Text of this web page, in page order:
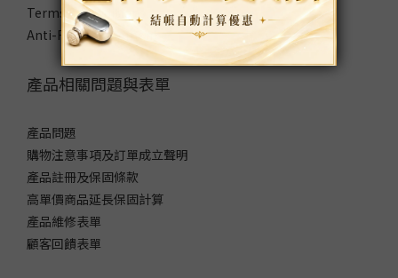
Terms & Conditions
Anti-Fraud Statement
產品相關問題與表單
產品問題
購物注意事項及訂單成立聲明
產品註冊及保固條款
高單價商品延長保固計算
產品維修表單
顧客回饋表單